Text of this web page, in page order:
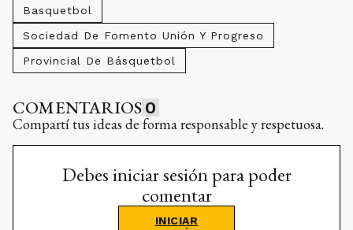
Basquetbol
Sociedad De Fomento Unión Y Progreso
Provincial De Básquetbol
COMENTARIOS 0
Compartí tus ideas de forma responsable y respetuosa.
Debes iniciar sesión para poder
comentar
INICIAR